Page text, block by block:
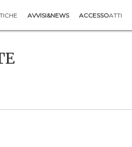
AVVISI&NEWS ACCESSOATTI